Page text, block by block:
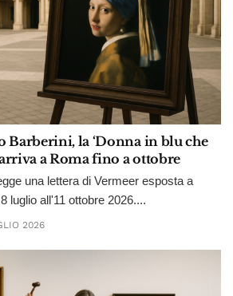
Barberini, la ‘Donna in blu che
a Roma fino a ottobre
una lettera di Vermeer esposta a
luglio all'11 ottobre 2026....
2026